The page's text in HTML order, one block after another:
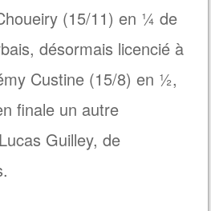
(15/11) en ¼ de
désormais licencié à
Custine (15/8) en ½,
finale un autre
Guilley, de